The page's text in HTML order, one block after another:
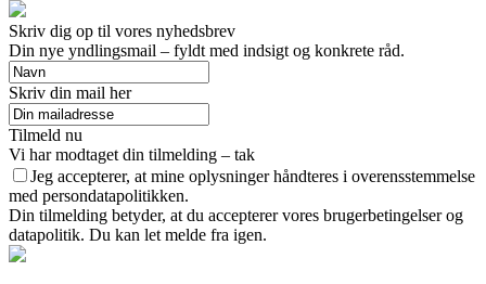
Skriv dig op til vores nyhedsbrev
Din nye yndlingsmail – fyldt med indsigt og konkrete råd.
Skriv din mail her
Tilmeld nu
Vi har modtaget din tilmelding – tak
Jeg accepterer, at mine oplysninger håndteres i overensstemmelse
med persondatapolitikken.
Din tilmelding betyder, at du accepterer vores brugerbetingelser og
datapolitik. Du kan let melde fra igen.